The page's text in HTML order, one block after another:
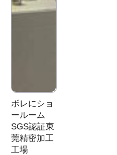
ボレにショ
ールーム
SGS認証東
莞精密加工
工場